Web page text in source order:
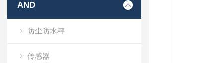
AND
防尘防水秤
传感器